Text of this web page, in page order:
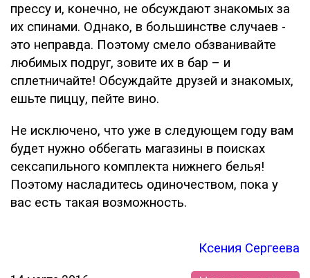
прессу и, конечно, не обсуждают знакомых за
их спинами. Однако, в большинстве случаев -
это неправда. Поэтому смело обзванивайте
любимых подруг, зовите их в бар – и
сплетничайте! Обсуждайте друзей и знакомых,
ешьте пиццу, пейте вино.
Не исключено, что уже в следующем году вам
будет нужно оббегать магазины в поисках
сексапильного комплекта нижнего белья!
Поэтому насладитесь одиночеством, пока у
вас есть такая возможность.
Ксения Сергеева